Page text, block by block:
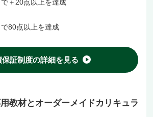
います。
アからも通える立地。
料体験授業へどうぞ！
＋20点以上を達成
80点以上を達成
保証制度の詳細を見る
教材とオーダーメイドカリキュラ